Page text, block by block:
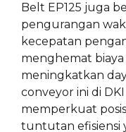
Belt EP125 juga
pengurangan
kecepatan
menghemat
meningkatkan
conveyor ini di
memperkuat
tuntutan efisiensi